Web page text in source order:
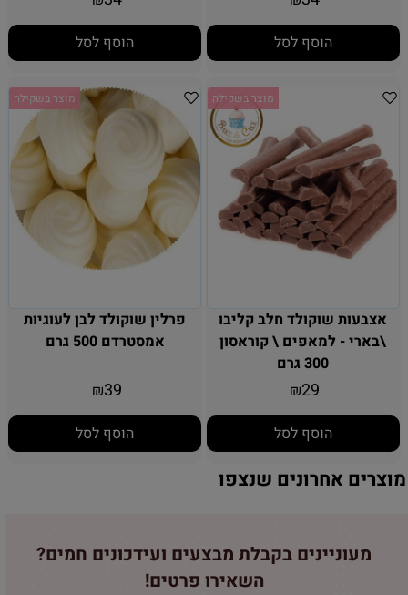
הוסף לסל הוסף לסל
מוצר בשקילה
אצבעות שוקולד חלב קליבו
\בארי - למאפים \ קוראסון
300 גרם
₪29
הוסף לסל
מוצר בשקילה
פרלין שוקולד לבן לעוגיות
אמסטרדם 500 גרם
₪39
הוסף לסל
מוצרים אחרונים שנצפו
מעוניינים בקבלת מבצעים ועידכונים חמים?
השאירו פרטים!